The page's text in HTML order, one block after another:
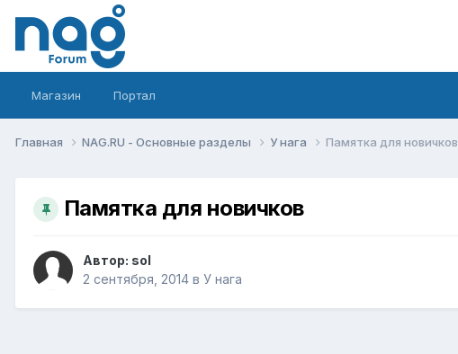
Магазин Портал
Главная NAG.RU - Основные разделы У нага Памятка для новичков
Памятка для новичков
Автор: sol
2 сентября, 2014 в У нага